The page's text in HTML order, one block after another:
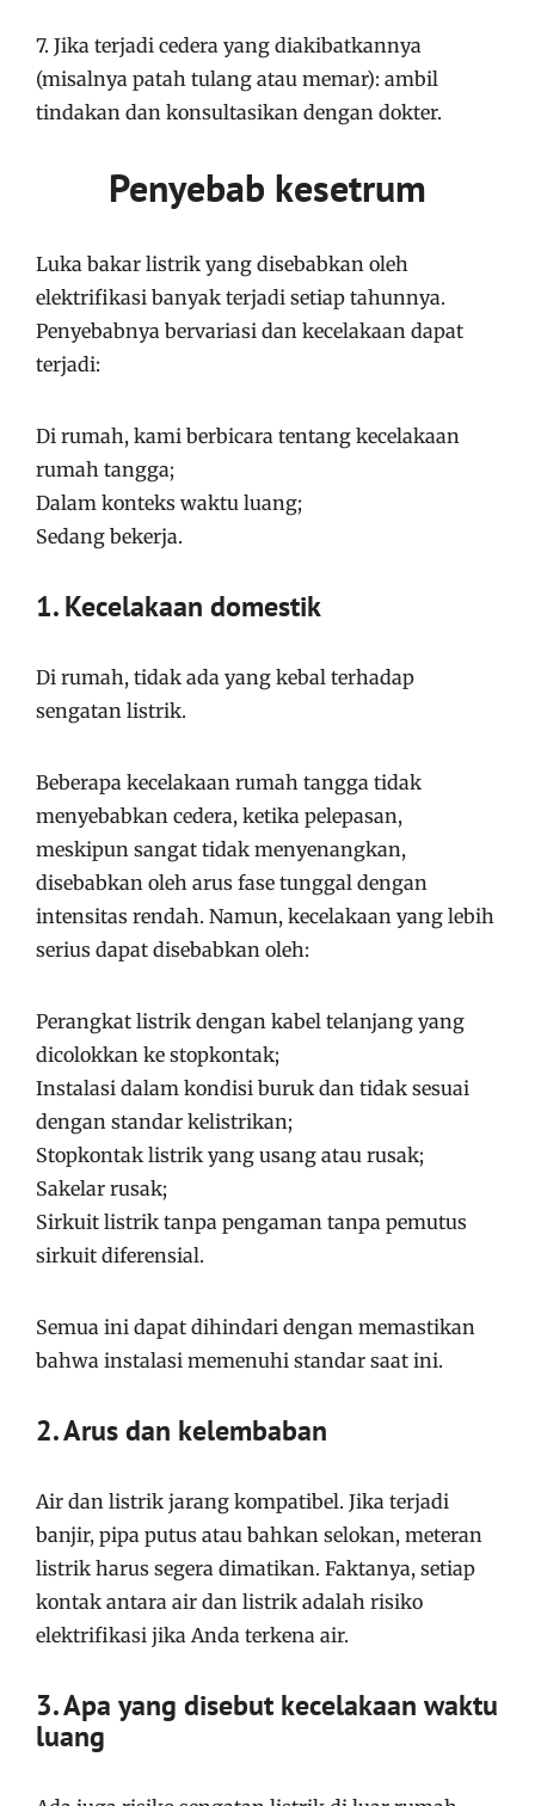
7. Jika terjadi cedera yang diakibatkannya
(misalnya patah tulang atau memar): ambil
tindakan dan konsultasikan dengan dokter.
Penyebab kesetrum
Luka bakar listrik yang disebabkan oleh
elektrifikasi banyak terjadi setiap tahunnya.
Penyebabnya bervariasi dan kecelakaan dapat
terjadi:
Di rumah, kami berbicara tentang kecelakaan
rumah tangga;
Dalam konteks waktu luang;
Sedang bekerja.
1. Kecelakaan domestik
Di rumah, tidak ada yang kebal terhadap
sengatan listrik.
Beberapa kecelakaan rumah tangga tidak
menyebabkan cedera, ketika pelepasan,
meskipun sangat tidak menyenangkan,
disebabkan oleh arus fase tunggal dengan
intensitas rendah. Namun, kecelakaan yang lebih
serius dapat disebabkan oleh:
Perangkat listrik dengan kabel telanjang yang
dicolokkan ke stopkontak;
Instalasi dalam kondisi buruk dan tidak sesuai
dengan standar kelistrikan;
Stopkontak listrik yang usang atau rusak;
Sakelar rusak;
Sirkuit listrik tanpa pengaman tanpa pemutus
sirkuit diferensial.
Semua ini dapat dihindari dengan memastikan
bahwa instalasi memenuhi standar saat ini.
2. Arus dan kelembaban
Air dan listrik jarang kompatibel. Jika terjadi
banjir, pipa putus atau bahkan selokan, meteran
listrik harus segera dimatikan. Faktanya, setiap
kontak antara air dan listrik adalah risiko
elektrifikasi jika Anda terkena air.
3. Apa yang disebut kecelakaan waktu
luang